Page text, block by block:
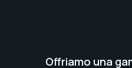
Offriamo una